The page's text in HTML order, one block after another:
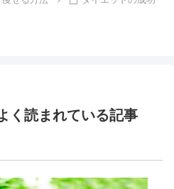
く読まれている記事